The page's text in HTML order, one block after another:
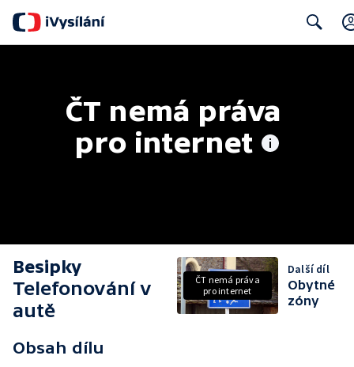
ČT nemá práva
pro internet
Besipky
Telefonování v
autě
Obsah dílu
ČT nemá práva
pro internet
Další díl
Obytné
zóny